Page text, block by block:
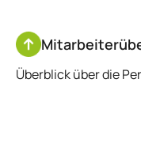
Überblick über die